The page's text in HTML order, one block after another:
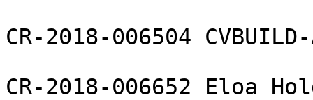
CR-2018-006504
CR-2018-006652 Eloa